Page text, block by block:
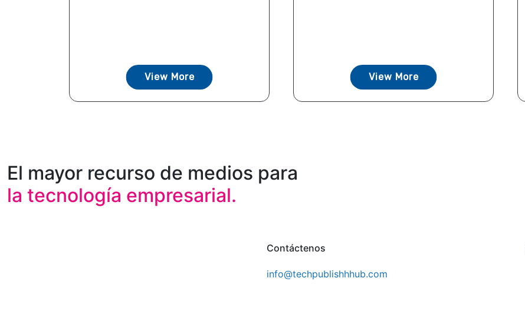
View More View More
El mayor recurso de medios para
la tecnología empresarial.
Contáctenos
info@techpublishhhub.com